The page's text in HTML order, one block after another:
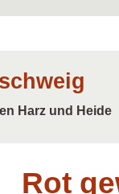
Harz und Heide
Rot